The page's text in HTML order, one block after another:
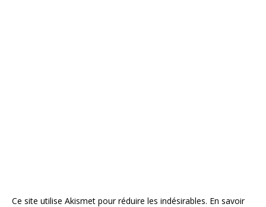
Ce site utilise Akismet pour réduire les indésirables. En savoir